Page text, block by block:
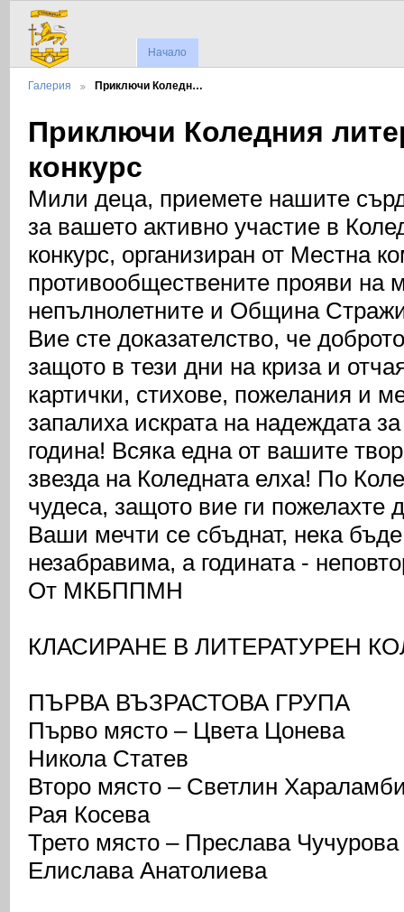
Начало
Галерия Приключи Коледн…
Приключи Коледния
конкурс
Мили деца, приемете нашите
за вашето активно участие в
конкурс, организиран от Местна
противообществените прояви на
непълнолетните и Община
Вие сте доказателство, че
защото в тези дни на криза и
картички, стихове, пожелания и
запалиха искрата на надеждата
година! Всяка една от вашите
звезда на Коледната елха! По
чудеса, защото вие ги пожелахте
Ваши мечти се сбъднат, нека
незабравима, а годината -
От МКБППМН
КЛАСИРАНЕ В ЛИТЕРАТУРЕН
ПЪРВА ВЪЗРАСТОВА ГРУПА
Първо място – Цвета Цонева
Никола Статев
Второ място – Светлин
Рая Косева
Трето място – Преслава Чучурова
Елислава Анатолиева